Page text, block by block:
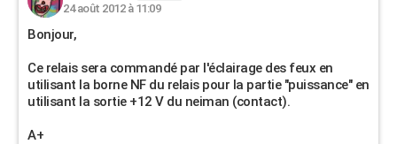
24 août 2012 à 11:09
Bonjour,
Ce relais sera commandé par l'éclairage des feux en
utilisant la borne NF du relais pour la partie "puissance" en
utilisant la sortie +12 V du neiman (contact).
A+